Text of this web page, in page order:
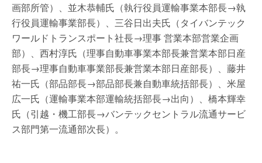
画部所管）、並木恭輔氏（執行役員運輸事業本部長→執
行役員運輸事業部長）、三谷日出夫氏（タイバンテック
ワールドトランスポート社長→理事 営業本部営業企画
部）、西村淳氏（理事自動車事業本部長兼営業本部日産
部長→理事自動車事業部長兼営業本部日産部長）、藤井
祐一氏（部品部長→部品部長兼自動車統括部長）、米屋
広一氏（運輸事業本部運輸統括部長→出向）、橋本輝幸
氏（引越・機工部長→バンテックセントラル流通サービ
ス部門第一流通部次長）。